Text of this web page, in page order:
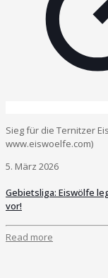
Sieg für die Ternitzer
www.eiswoelfe.com)
5. März 2026
Gebietsliga: Eiswölfe
vor!
Read more